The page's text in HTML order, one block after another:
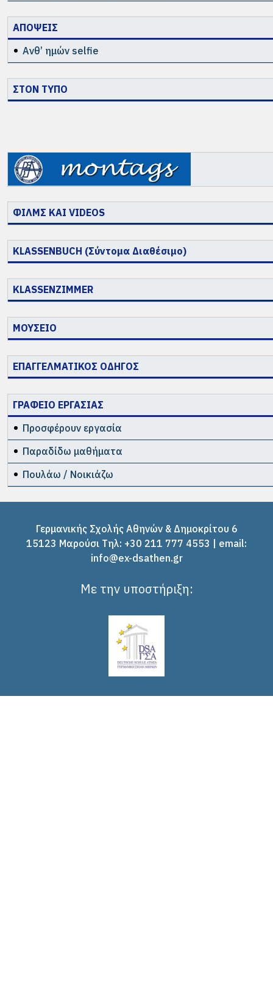
ΑΠΟΨΕΙΣ
Ανθ’ ημών selfie
ΣΤΟΝ ΤΥΠΟ
ΦΙΛΜΣ ΚΑΙ VIDEOS
KLASSENBUCH (Σύντομα Διαθέσιμο)
KLASSENZIMMER
ΜΟΥΣΕΙΟ
ΕΠΑΓΓΕΛΜΑΤΙΚΟΣ ΟΔΗΓΟΣ
ΓΡΑΦΕΙΟ ΕΡΓΑΣΙΑΣ
Προσφέρουν εργασία
Παραδίδω μαθήματα
Πουλάω / Νοικιάζω
Γερμανικής Σχολής Αθηνών & Δημοκρίτου 6
15123 Μαρούσι Tηλ: +30 211 777 4553 | email:
info@ex-dsathen.gr
Με την υποστήριξη: